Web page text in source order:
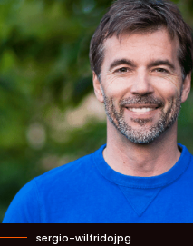
sergio-wilfridojpg